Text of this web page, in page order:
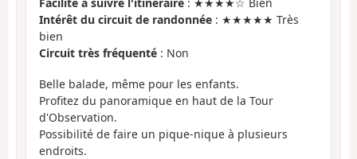
Intérêt du circuit de randonnée : ★★★★★ Très
bien
Circuit très fréquenté : Non
Belle balade, même pour les enfants.
Profitez du panoramique en haut de la Tour
d'Observation.
Possibilité de faire un pique-nique à plusieurs
endroits.